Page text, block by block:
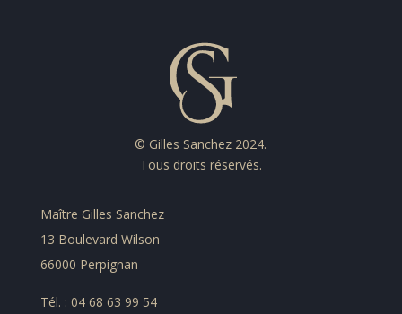
© Gilles Sanchez 2024.
Tous droits réservés.
Maître Gilles Sanchez
13 Boulevard Wilson
66000 Perpignan
Tél. : 04 68 63 99 54